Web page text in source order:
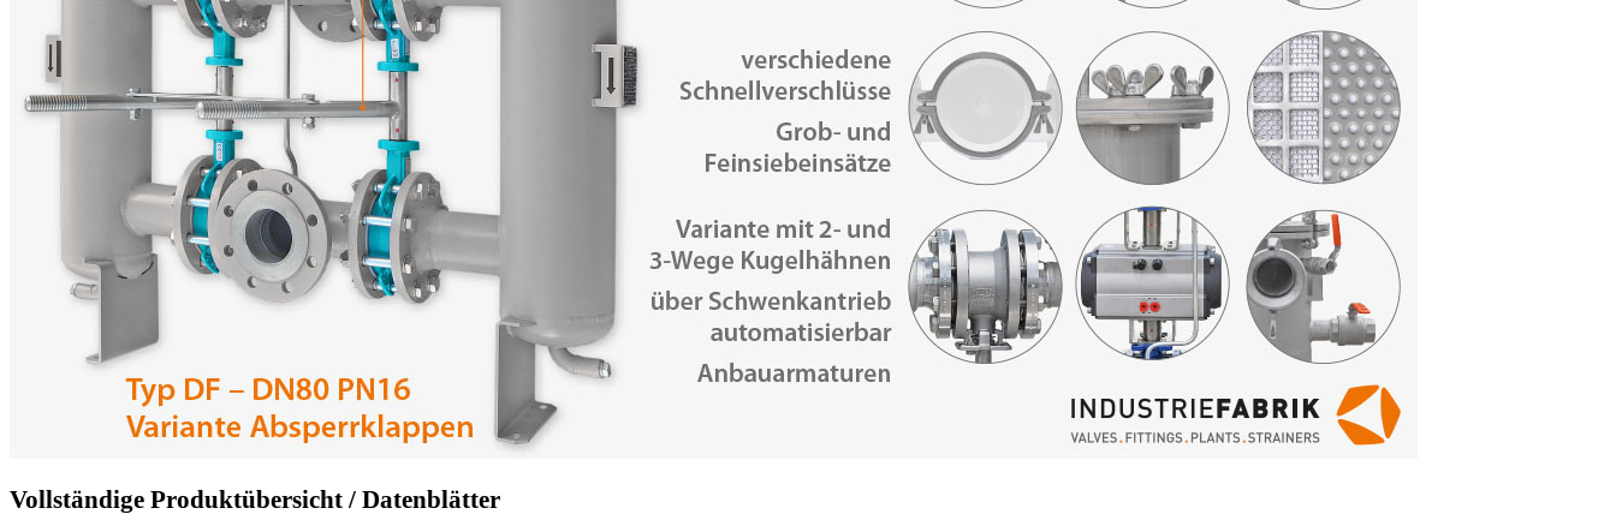
Vollständige Produktübersicht / Datenblätter